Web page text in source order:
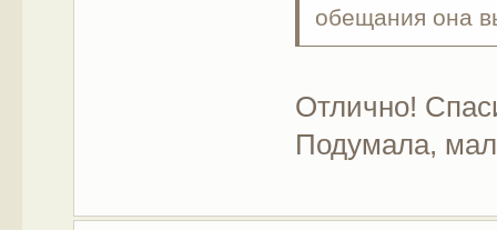
обещания она
Отлично!
Подумала,